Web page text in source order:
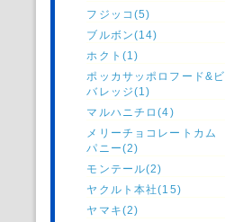
フジッコ(5)
ブルボン(14)
ホクト(1)
ポッカサッポロフード&ビ
バレッジ(1)
マルハニチロ(4)
メリーチョコレートカム
パニー(2)
モンテール(2)
ヤクルト本社(15)
ヤマキ(2)